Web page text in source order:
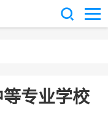
专业学校